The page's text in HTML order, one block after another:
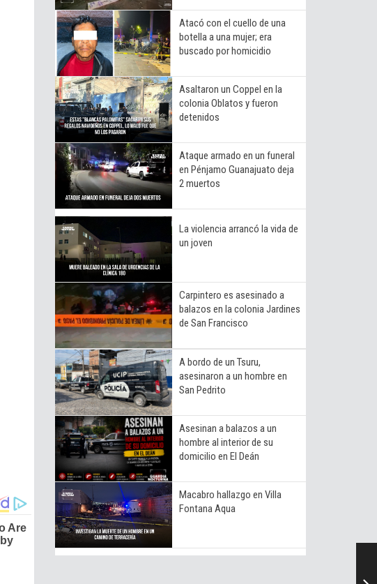
Atacó con el cuello de una
botella a una mujer; era
buscado por homicidio
Asaltaron un Coppel en la
colonia Oblatos y fueron
detenidos
Ataque armado en un funeral
en Pénjamo Guanajuato deja
2 muertos
La violencia arrancó la vida de
un joven
Carpintero es asesinado a
balazos en la colonia Jardines
de San Francisco
A bordo de un Tsuru,
asesinaron a un hombre en
San Pedrito
Asesinan a balazos a un
hombre al interior de su
domicilio en El Deán
Macabro hallazgo en Villa
Fontana Aqua